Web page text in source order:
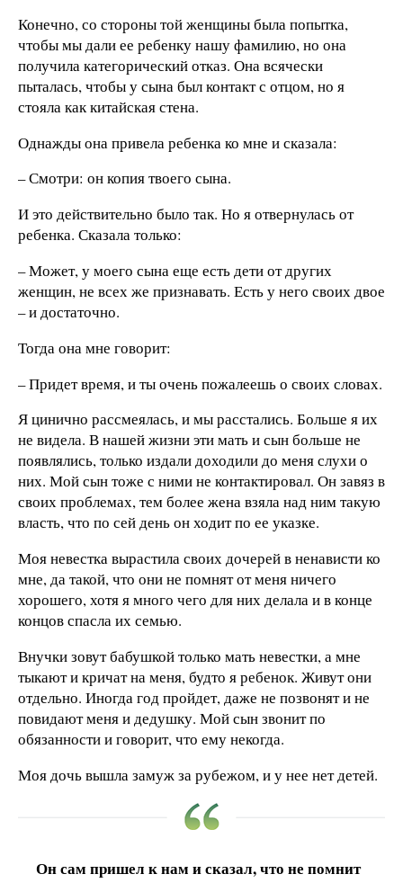
Конечно, со стороны той женщины была попытка,
чтобы мы дали ее ребенку нашу фамилию, но она
получила категорический отказ. Она всячески
пыталась, чтобы у сына был контакт с отцом, но я
стояла как китайская стена.
Однажды она привела ребенка ко мне и сказала:
– Смотри: он копия твоего сына.
И это действительно было так. Но я отвернулась от
ребенка. Сказала только:
– Может, у моего сына еще есть дети от других
женщин, не всех же признавать. Есть у него своих двое
– и достаточно.
Тогда она мне говорит:
– Придет время, и ты очень пожалеешь о своих словах.
Я цинично рассмеялась, и мы расстались. Больше я их
не видела. В нашей жизни эти мать и сын больше не
появлялись, только издали доходили до меня слухи о
них. Мой сын тоже с ними не контактировал. Он завяз в
своих проблемах, тем более жена взяла над ним такую
власть, что по сей день он ходит по ее указке.
Моя невестка вырастила своих дочерей в ненависти ко
мне, да такой, что они не помнят от меня ничего
хорошего, хотя я много чего для них делала и в конце
концов спасла их семью.
Внучки зовут бабушкой только мать невестки, а мне
тыкают и кричат на меня, будто я ребенок. Живут они
отдельно. Иногда год пройдет, даже не позвонят и не
повидают меня и дедушку. Мой сын звонит по
обязанности и говорит, что ему некогда.
Моя дочь вышла замуж за рубежом, и у нее нет детей.
Он сам пришел к нам и сказал, что не помнит